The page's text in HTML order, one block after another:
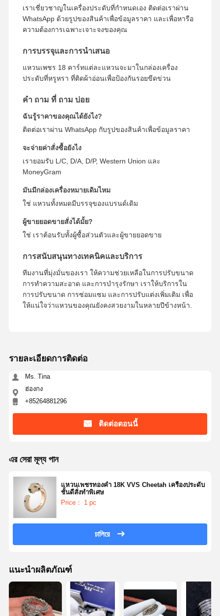
เราเชี่ยวชาญในเครื่องประดับที่กําหนดเอง ติดต่อเราผ่าน
WhatsApp ด้วยรูปของสินค้าเพื่อข้อมูลราคา และเพื่อหารือ
ความต้องการเฉพาะเจาะจงของคุณ
การบรรจุและการนําเสนอ
แหวนเพชร 18 คาร์ทแต่ละแหวนจะมาในกล่องเครื่อง
ประดับที่หรูหรา ที่ติดผ้าอ่อนเพื่อป้องกันรอยขีดข่วน
คํา ถาม ที่ ถาม บ่อย
ฉันรู้ราคาของคุณได้ยังไง?
ติดต่อเราผ่าน WhatsApp กับรูปของสินค้าเพื่อข้อมูลราคา
จะจ่ายค่าสั่งซื้อยังไง
เรายอมรับ L/C, D/A, D/P, Western Union และ
MoneyGram
มันมีกล่องเครื่องหมายเดิมไหม
ใช่ แหวนทั้งหมดมีบรรจุของแบรนด์เดิม
ผู้ขายยอดขายสั่งได้มั้ย?
ใช่ เราต้อนรับทั้งผู้ซื้อส่วนตัวและผู้ขายยอดขาย
การสนับสนุนทางเทคนิคและบริการ
ทีมงานที่มุ่งมั่นของเรา ให้ความช่วยเหลือในการปรับขนาด
การทําความสะอาด และการบํารุงรักษา เราให้บริการใน
การปรับขนาด การซ่อมแซม และการปรับแต่งเพิ่มเติม เพื่อ
ให้แน่ใจว่าแหวนของคุณยังคงสวยงามในหลายปีข้างหน้า.
รายละเอียดการติดต่อ
Ms. Tina
ฮ่องกง
+85264881296
ติดต่อตอนนี้
এর সেরা মূল্য পান
แหวนเพชรทองคำ 18K VVS Cheetah เครื่องประดับ
ชั้นดีสั่งทำพิเศษ
Price： 1 pc
চালিয়ে
แนะนำผลิตภัณฑ์